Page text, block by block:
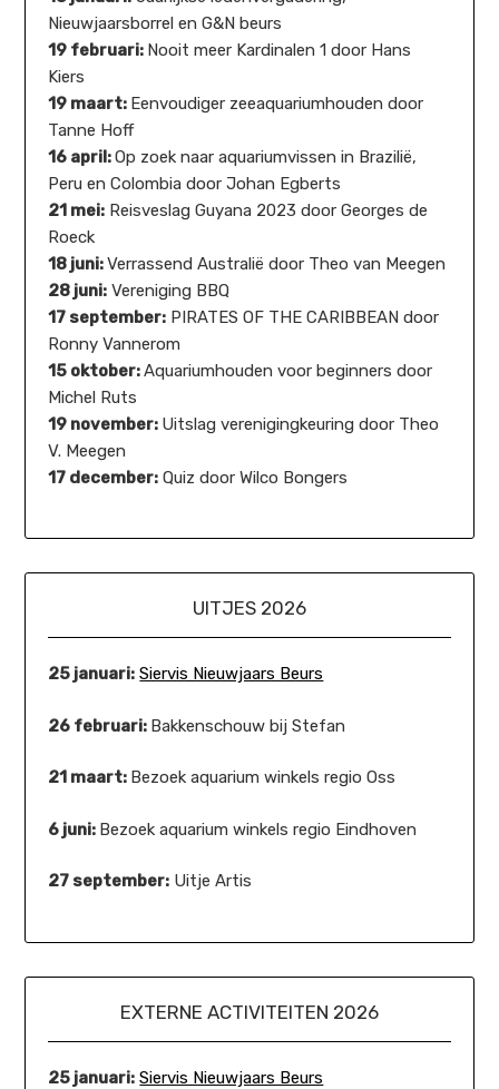
Nieuwjaarsborrel en G&N beurs
19 februari: Nooit meer Kardinalen 1 door Hans
Kiers
19 maart: Eenvoudiger zeeaquariumhouden door
Tanne Hoff
16 april:Op zoek naar aquariumvissen in Brazilië,
Peru en Colombia door Johan Egberts
21 mei: Reisveslag Guyana 2023 door Georges de
Roeck
18 juni:Verrassend Australië door Theo van Meegen
28 juni: Vereniging BBQ
17 september: PIRATES OF THE CARIBBEAN door
Ronny Vannerom
15 oktober:Aquariumhouden voor beginners door
Michel Ruts
19 november: Uitslag verenigingkeuring door Theo
V. Meegen
17 december: Quiz door Wilco Bongers
UITJES 2026
25 januari: Siervis Nieuwjaars Beurs
26 februari: Bakkenschouw bij Stefan
21 maart: Bezoek aquarium winkels regio Oss
6 juni: Bezoek aquarium winkels regio Eindhoven
27 september: Uitje Artis
EXTERNE ACTIVITEITEN 2026
25 januari: Siervis Nieuwjaars Beurs